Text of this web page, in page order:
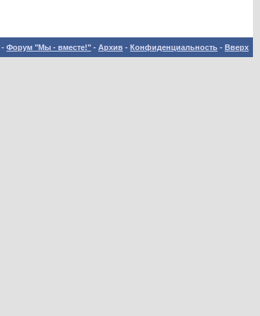
- Форум "Мы - вместе!" - Архив - Конфиденциальность - Вверх